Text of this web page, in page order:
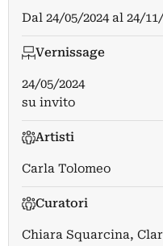
Dal 24/05/2024al 24/
Vernissage
24/05/2024
su invito
Artisti
Carla Tolomeo
Curatori
Chiara Squarcina,